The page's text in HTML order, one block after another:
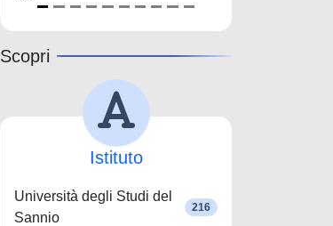
Scopri
Istituto
Università degli Studi del
Sannio
216